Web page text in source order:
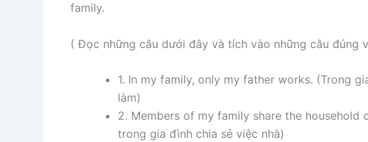
family.
( Đọc những câu dưới đây và tích vào những câu đúng
1. In my family, only my father works. (Trong
làm)
2. Members of my family share the household
trong gia đình chia sẻ việc nhà)